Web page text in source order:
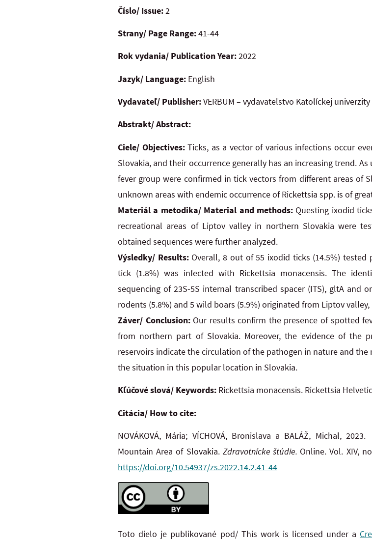
Číslo/ Issue:2
Strany/ Page Range:41-44
Rok vydania/ Publication Year:2022
Jazyk/ Language: English
Vydavateľ/ Publisher:VERBUM – vydavateľstvo Katolíckej
Abstrakt/ Abstract:
Ciele/ Objectives:Ticks, as a vector of various infections occur
Slovakia, and their occurrence generally has an increasing trend.
fever group were confirmed in tick vectors from different areas of
unknown areas with endemic occurrence of Rickettsia spp. is of
Materiál a metodika/ Material and methods: Questing ixodid
recreational areas of Liptov valley in northern Slovakia were
obtained sequences were further analyzed.
Výsledky/ Results:Overall, 8 out of 55 ixodid ticks (14.5%) tested
tick (1.8%) was infected with Rickettsia monacensis. The
sequencing of 23S-5S internal transcribed spacer (ITS), gltA and
rodents (5.8%) and 5 wild boars (5.9%) originated from Liptov
Záver/ Conclusion:Our results confirm the presence of spotted
from northern part of Slovakia. Moreover, the evidence of the
reservoirs indicate the circulation of the pathogen in nature and
the situation in this popular location in Slovakia.
Kľúčové slová/ Keywords: Rickettsia monacensis. Rickettsia
Citácia/ How to cite:
NOVÁKOVÁ, Mária; VÍCHOVÁ, Bronislava a BALÁŽ, Michal,
Mountain Area of Slovakia. Zdravotnícke štúdie. Online. Vol. XIV,
https://doi.org/10.54937/zs.2022.14.2.41-44
Toto dielo je publikované pod/ This work is licensed under a